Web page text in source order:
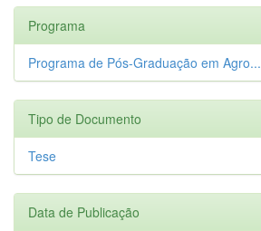
Programa
Programa de Pós-Graduação em Agro...
Tipo de Documento
Tese
Data de Publicação